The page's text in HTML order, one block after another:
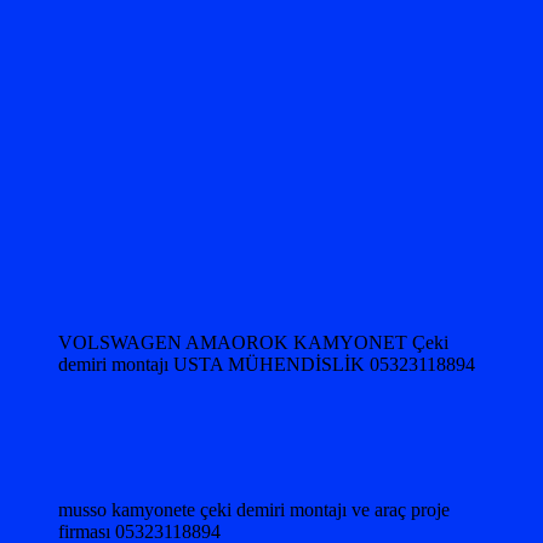
VOLSWAGEN AMAOROK KAMYONET Çeki
demiri montajı USTA MÜHENDİSLİK 05323118894
musso kamyonete çeki demiri montajı ve araç proje
firması 05323118894